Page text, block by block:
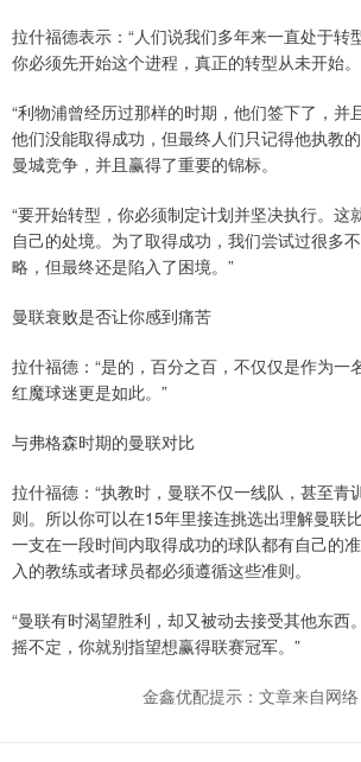
拉什福德表示：“人们说我们多年来一直处于转
你必须先开始这个进程，真正的转型从未开始。
“利物浦曾经历过那样的时期，他们签下了，并
他们没能取得成功，但最终人们只记得他执教
曼城竞争，并且赢得了重要的锦标。
“要开始转型，你必须制定计划并坚决执行。这
自己的处境。为了取得成功，我们尝试过很多
略，但最终还是陷入了困境。”
曼联衰败是否让你感到痛苦
拉什福德：“是的，百分之百，不仅仅是作为一
红魔球迷更是如此。”
与弗格森时期的曼联对比
拉什福德：“执教时，曼联不仅一线队，甚至青
则。所以你可以在15年里接连挑选出理解曼联
一支在一段时间内取得成功的球队都有自己的
入的教练或者球员都必须遵循这些准则。
“曼联有时渴望胜利，却又被动去接受其他东西
摇不定，你就别指望想赢得联赛冠军。”
金鑫优配提示：文章来自网络